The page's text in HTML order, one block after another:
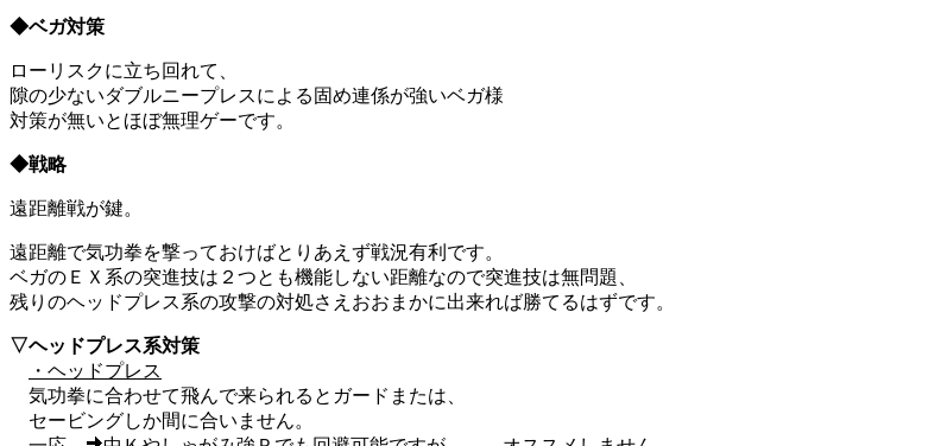
◆ベガ対策
ローリスクに立ち回れて、
隙の少ないダブルニープレスによる固め連係が強いベガ様
対策が無いとほぼ無理ゲーです。
◆戦略
遠距離戦が鍵。
遠距離で気功拳を撃っておけばとりあえず戦況有利です。
ベガのＥＸ系の突進技は２つとも機能しない距離なので突進技は無問題、
残りのヘッドプレス系の攻撃の対処さえおおまかに出来れば勝てるはずです。
▽ヘッドプレス系対策
・ヘッドプレス
気功拳に合わせて飛んで来られるとガードまたは、
セービングしか間に合いません。